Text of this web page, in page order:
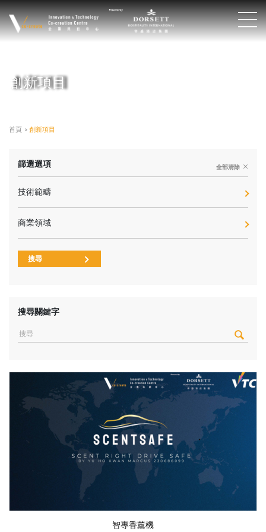
創新項目
首頁 > 創新項目
篩選選項 全部清除
技術範疇
商業領域
搜尋
搜尋關鍵字
智專香薰機